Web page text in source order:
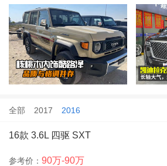
全部 2017 2016
16款 3.6L 四驱 SXT
参考价： 90万-90万